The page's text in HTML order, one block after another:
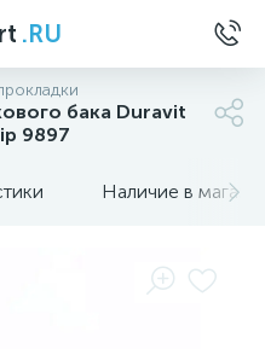
.RU
бака Duravit
9897
Наличие в